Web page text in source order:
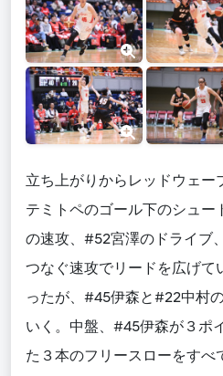
立ち上がりからレッドウェ
テミトペのゴール下のシュー
の速攻、#52宮澤のドライブ
つなぐ速攻でリードを広げて
ったが、#45伊森と#22中村
いく。中盤、#45伊森が３ポ
た３本のフリースローをすべ